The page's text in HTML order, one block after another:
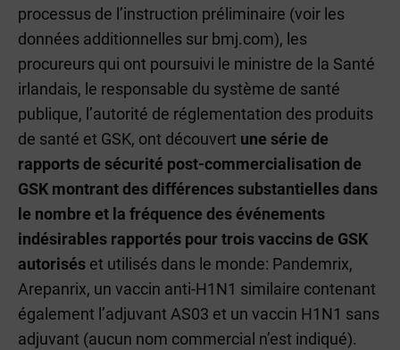
processus de l’instruction préliminaire (voir les
données additionnelles sur bmj.com), les
procureurs qui ont poursuivi le ministre de la Santé
irlandais, le responsable du système de santé
publique, l’autorité de réglementation des produits
de santé et GSK, ont découvert une série de
rapports de sécurité post-commercialisation de
GSK montrant des différences substantielles dans
le nombre et la fréquence des événements
indésirables rapportés pour trois vaccins de GSK
autorisés et utilisés dans le monde: Pandemrix,
Arepanrix, un vaccin anti-H1N1 similaire contenant
également l’adjuvant AS03 et un vaccin H1N1 sans
adjuvant (aucun nom commercial n’est indiqué).